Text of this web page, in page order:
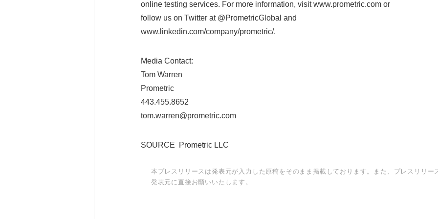
online testing services. For more information, visit www.prometric.com or
follow us on Twitter at @PrometricGlobal and
www.linkedin.com/company/prometric/.
Media Contact:
Tom Warren
Prometric
443.455.8652
tom.warren@prometric.com
SOURCE Prometric LLC
本プレスリリースは発表元が入力した原稿をそのまま掲載しております。また、プレスリリー
発表元に直接お願いいたします。